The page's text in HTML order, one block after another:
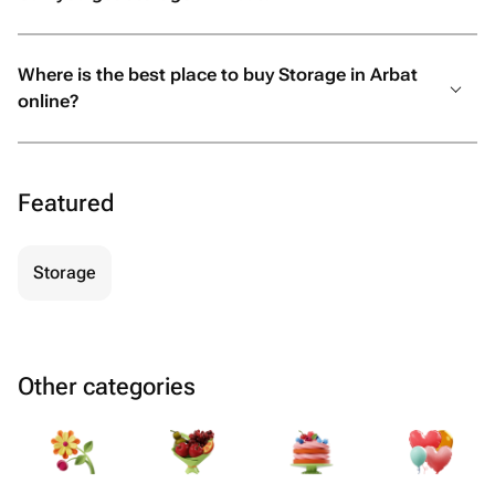
Where is the best place to buy Storage in Arbat
online?
Featured
Storage
Other categories